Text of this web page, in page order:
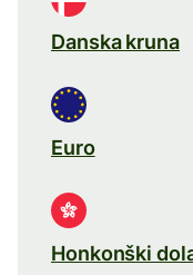
Danska kruna
Euro
Honkonški